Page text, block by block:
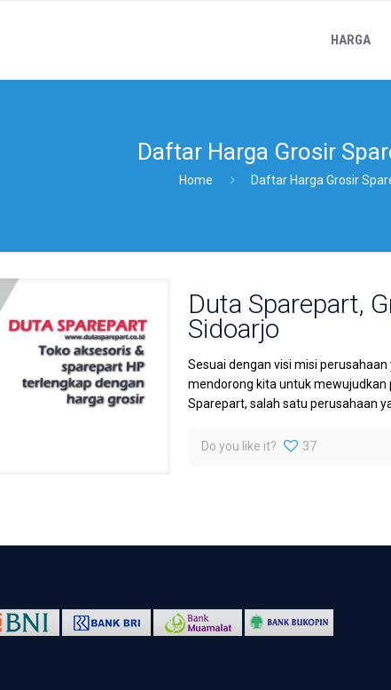
HARGA
Daftar Harga Grosir
Home Daftar Harga Grosir
Duta Sparepart,
Sidoarjo
Sesuai dengan visi misi
mendorong kita untuk mewujudkan
Sparepart, salah satu perusahaan
Do you like it? 37